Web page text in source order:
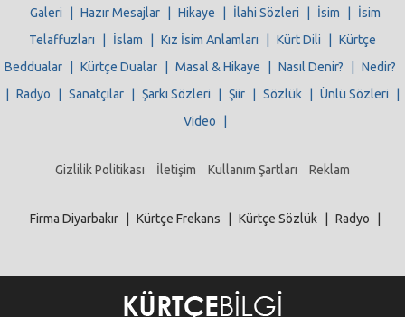
Galeri
Hazır Mesajlar Hikaye İlahi Sözleri İsim
İsim
Telaffuzları
İslam Kız İsim Anlamları Kürt Dili
Kürtçe
Beddualar
Kürtçe Dualar Masal & Hikaye Nasıl Denir?
Nedir?
Radyo Sanatçılar Şarkı Sözleri Şiir Sözlük Ünlü Sözleri
Video
Gizlilik Politikası İletişim Kullanım Şartları Reklam
Firma Diyarbakır Kürtçe Frekans Kürtçe Sözlük Radyo